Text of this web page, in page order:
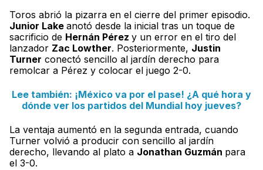
Toros abrió la pizarra en el cierre del primer episodio.
Junior Lake anotó desde la inicial tras un toque de
sacrificio de Hernán Pérez y un error en el tiro del
lanzador Zac Lowther. Posteriormente, Justin
Turner conectó sencillo al jardín derecho para
remolcar a Pérez y colocar el juego 2-0.
Lee también: ¡México va por el pase! ¿A qué hora y
dónde ver los partidos del Mundial hoy jueves?
La ventaja aumentó en la segunda entrada, cuando
Turner volvió a producir con sencillo al jardín
derecho, llevando al plato a Jonathan Guzmán para
el 3-0.